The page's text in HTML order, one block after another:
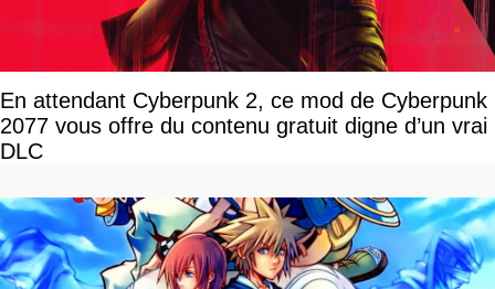
En attendant Cyberpunk 2, ce mod de Cyberpunk
2077 vous offre du contenu gratuit digne d’un vrai
DLC